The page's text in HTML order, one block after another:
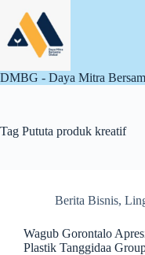
content
DMBG - Daya Mitra
Tag Pututa produk kreatif
Berita Bisnis,
Wagub Gorontalo
Plastik Tanggidaa